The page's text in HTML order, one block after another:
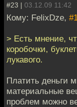
#23 | 03.12.09 11:42
Кому: FelixDze,
> Есть мнение,
коробочки,
лукавого.
Платить деньги
материальные
проблем можно